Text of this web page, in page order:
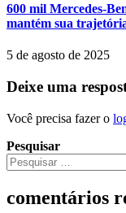
600 mil Mercedes-
mantém sua
5 de agosto de 2025
Deixe uma
Você precisa fazer o
Pesquisar
comentários